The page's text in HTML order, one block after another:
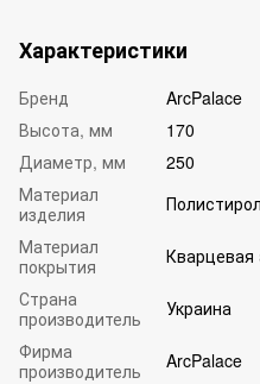
Характеристики
Бренд
ArcPalace
Высота, мм
170
Диаметр, мм
250
Материал
изделия
Полистирол
Материал
покрытия
Кварцевая
Страна
производитель
Украина
Фирма
производитель
ArcPalace